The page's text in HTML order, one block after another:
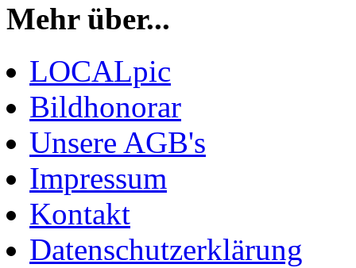
Mehr über...
LOCALpic
Bildhonorar
Unsere AGB's
Impressum
Kontakt
Datenschutzerklärung